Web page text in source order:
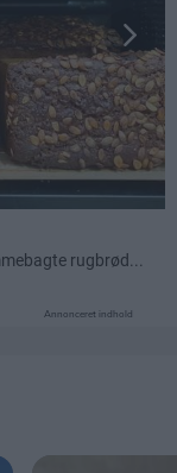
Annonceret indhold